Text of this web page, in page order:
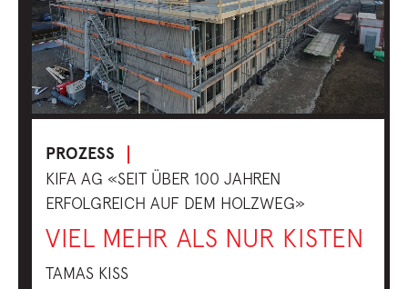
PROZESS
KIFA AG «SEIT ÜBER 100 JAHREN
ERFOLGREICH AUF DEM HOLZWEG»
VIEL MEHR ALS NUR KISTEN
TAMAS KISS